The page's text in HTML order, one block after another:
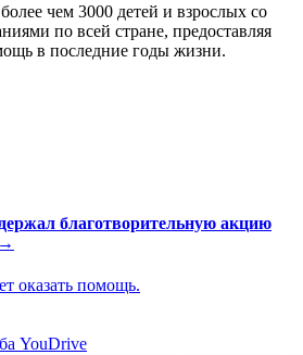
чем 3000 детей и взрослых со
по всей стране, предоставляя
в последние годы жизни.
благотворительную акцию
оказать помощь.
YouDrive